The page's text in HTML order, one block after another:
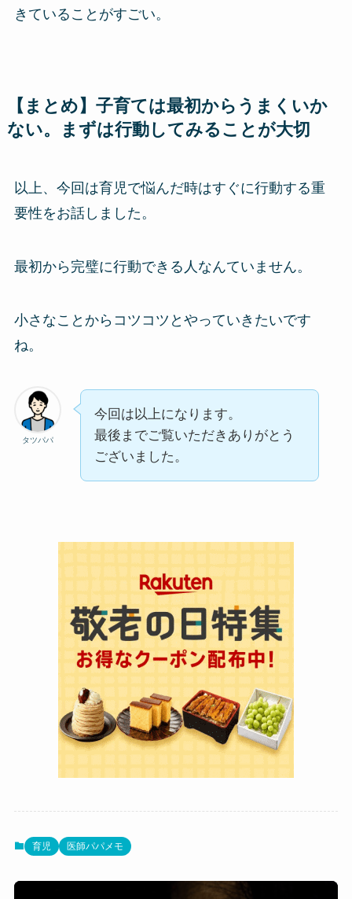
きていることがすごい。
【まとめ】子育ては最初からうまくいか
ない。まずは行動してみることが大切
以上、今回は育児で悩んだ時はすぐに行動する重
要性をお話しました。
最初から完璧に行動できる人なんていません。
小さなことからコツコツとやっていきたいです
ね。
タツパパ
今回は以上になります。
最後までご覧いただきありがとう
ございました。
育児 医師パパメモ